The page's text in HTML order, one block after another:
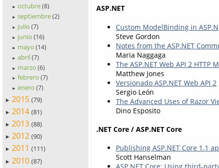
► octubre (8)
► septiembre (2)
► julio (7)
► junio (16)
► mayo (14)
► abril (7)
► marzo (6)
► febrero (7)
► enero (7)
► 2015 (79)
► 2014 (81)
► 2013 (88)
► 2012 (90)
► 2011 (111)
► 2010 (87)
ASP.NET
Custom ModelBinding in
Steve Gordon
Notes from the ASP.NET
Maria Naggaga
The ASP.NET Web API 2 HTTP
Matthew Jones
Versionado ASP.NET Web API 2
Sergio León
The Advanced Uses of Razor
Dino Esposito
.NET Core / ASP.NET Core
Publishing ASP.NET Core 1.1
Scott Hanselman